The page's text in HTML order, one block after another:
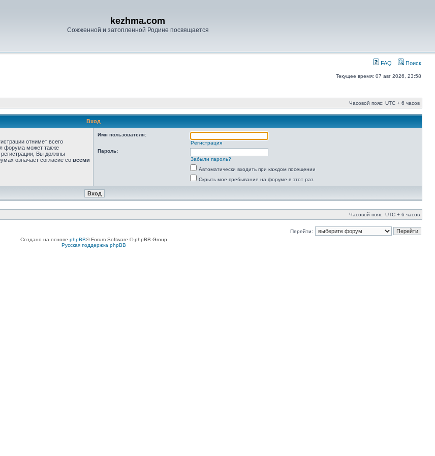
kezhma.com
Сожженной и затопленной Родине посвящается
FAQ Поиск
Текущее время: 07 авг 2026, 23:58
Часовой пояс: UTC + 6 часов
Вход
отнимет всего
форума может также
Вы должны
означает согласие со всеми
Имя пользователя:
Регистрация
Пароль:
Забыли пароль?
Автоматически входить при каждом посещении
Скрыть мое пребывание на форуме в этот раз
Часовой пояс: UTC + 6 часов
Перейти:
Создано на основе phpBB® Forum Software © phpBB Group
Русская поддержка phpBB